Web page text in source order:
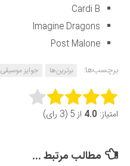
Cardi B
Imagine Dragons
Post Malone
برچسب‌ها:
برترین‌ها جوایز موسیقی
Rate this item:
امتیاز: 4.0 از 5 (3 رای)
مطالب مرتبط ...